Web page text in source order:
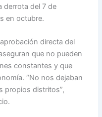
derrota del 7 de
en octubre.
directa del
que no pueden
constantes y que
“No nos dejaban
propios distritos”,